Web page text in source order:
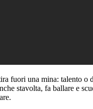
fuori una mina: talento o
stavolta, fa ballare e